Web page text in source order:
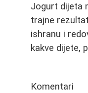
Jogurt dijeta
trajne
ishranu i
kakve dijete,
Komentari